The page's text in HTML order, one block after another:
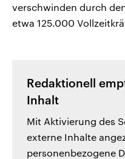
verschwinden durch
etwa 125.000
Redaktionell
Inhalt
Mit Aktivierung des
externe Inhalte
personenbezogene